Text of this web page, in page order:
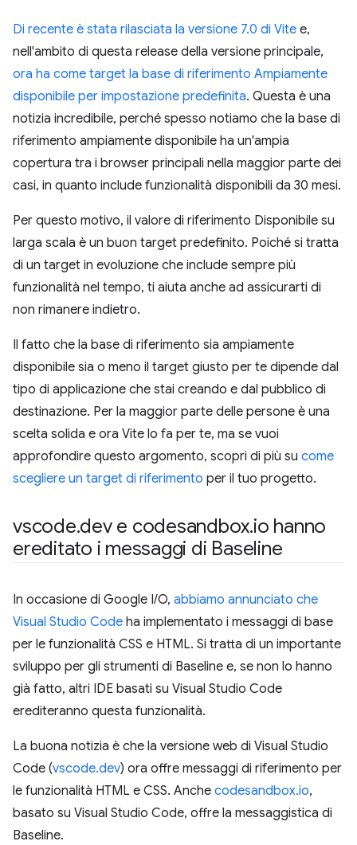
Di recente è stata rilasciata la versione 7.0 di Vite e,
nell'ambito di questa release della versione principale,
ora ha come target la base di riferimento Ampiamente
disponibile per impostazione predefinita. Questa è una
notizia incredibile, perché spesso notiamo che la base di
riferimento ampiamente disponibile ha un'ampia
copertura tra i browser principali nella maggior parte dei
casi, in quanto include funzionalità disponibili da 30 mesi.
Per questo motivo, il valore di riferimento Disponibile su
larga scala è un buon target predefinito. Poiché si tratta
di un target in evoluzione che include sempre più
funzionalità nel tempo, ti aiuta anche ad assicurarti di
non rimanere indietro.
Il fatto che la base di riferimento sia ampiamente
disponibile sia o meno il target giusto per te dipende dal
tipo di applicazione che stai creando e dal pubblico di
destinazione. Per la maggior parte delle persone è una
scelta solida e ora Vite lo fa per te, ma se vuoi
approfondire questo argomento, scopri di più su come
scegliere un target di riferimento per il tuo progetto.
vscode.dev e codesandbox.io hanno
ereditato i messaggi di Baseline
In occasione di Google I/O, abbiamo annunciato che
Visual Studio Code ha implementato i messaggi di base
per le funzionalità CSS e HTML. Si tratta di un importante
sviluppo per gli strumenti di Baseline e, se non lo hanno
già fatto, altri IDE basati su Visual Studio Code
erediteranno questa funzionalità.
La buona notizia è che la versione web di Visual Studio
Code (vscode.dev) ora offre messaggi di riferimento per
le funzionalità HTML e CSS. Anche codesandbox.io,
basato su Visual Studio Code, offre la messaggistica di
Baseline.